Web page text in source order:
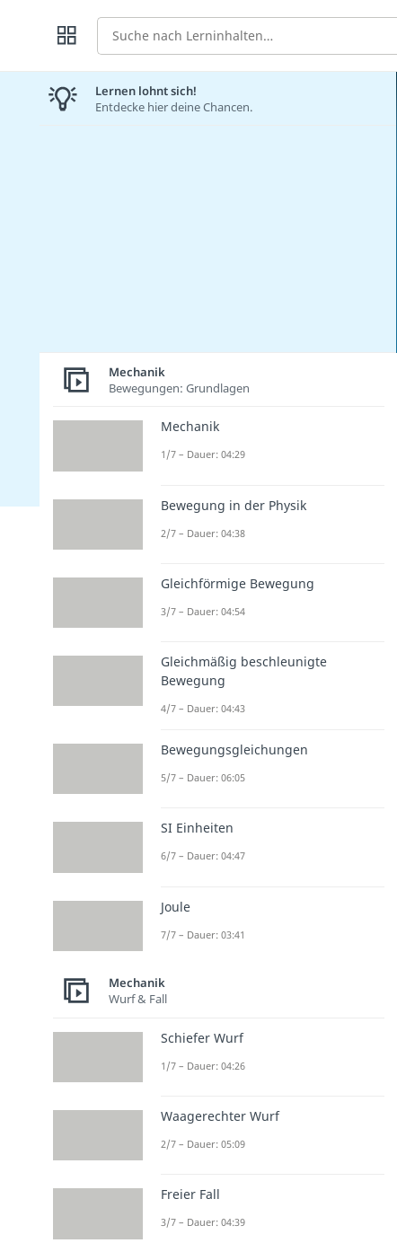
Suche
Lernen lohnt sich!
Entdecke hier deine Chancen.
Mechanik
Bewegungen: Grundlagen
Mechanik
1/7 – Dauer: 04:29
Bewegung in der Physik
2/7 – Dauer: 04:38
Gleichförmige Bewegung
3/7 – Dauer: 04:54
Gleichmäßig beschleunigte
Bewegung
4/7 – Dauer: 04:43
Bewegungsgleichungen
5/7 – Dauer: 06:05
SI Einheiten
6/7 – Dauer: 04:47
Joule
7/7 – Dauer: 03:41
Mechanik
Wurf & Fall
Schiefer Wurf
1/7 – Dauer: 04:26
Waagerechter Wurf
2/7 – Dauer: 05:09
Freier Fall
3/7 – Dauer: 04:39